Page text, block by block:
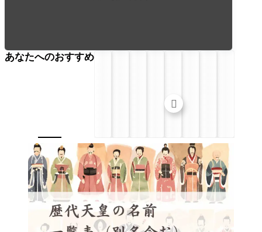
あなたへのおすすめ
